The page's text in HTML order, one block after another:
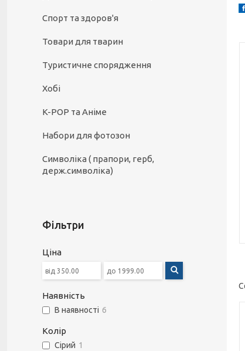
Спорт та здоров'я
Товари для тварин
Туристичне спорядження
Хобі
K-POP та Аніме
Набори для фотозон
Символіка ( прапори, герб,
держ.символіка)
Фільтри
Ціна
Наявність
В наявності 6
Колір
Сірий 1